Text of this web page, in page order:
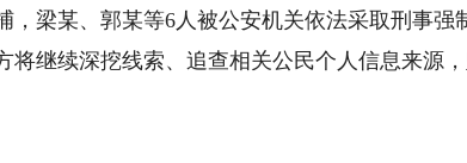
，梁某、郭某等6人被公安机关依法采取刑事强
将继续深挖线索、追查相关公民个人信息来源